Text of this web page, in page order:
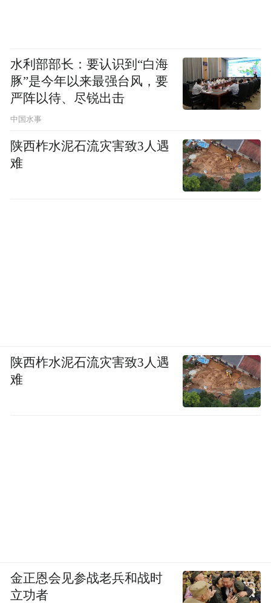
水利部部长：要认识到“白海
豚”是今年以来最强台风，要
严阵以待、尽锐出击
中国水事
陕西柞水泥石流灾害致3人遇
难
陕西柞水泥石流灾害致3人遇
难
金正恩会见参战老兵和战时
立功者